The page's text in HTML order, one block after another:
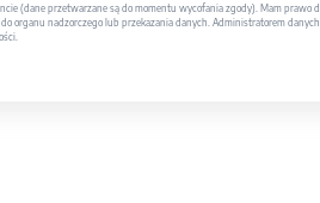
(dane przetwarzane są do momentu wycofania zgody). Mam prawo
organu nadzorczego lub przekazania danych. Administratorem